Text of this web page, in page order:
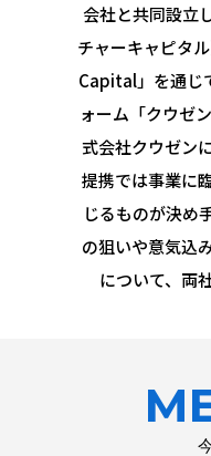
会社と共同設立
チャーキャピタ
Capital」を通じ
ォーム「クウゼ
式会社クウゼン
提携では事業に
じるものが決め
の狙いや意気込
について、両